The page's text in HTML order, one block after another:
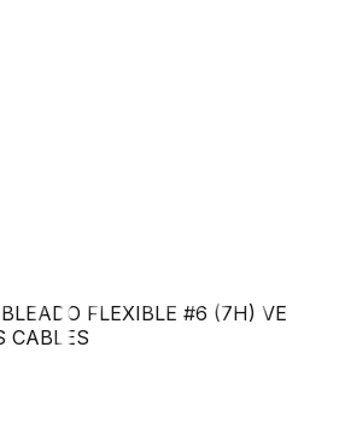
FLEXIBLE #6 (7H) VE
CABLES